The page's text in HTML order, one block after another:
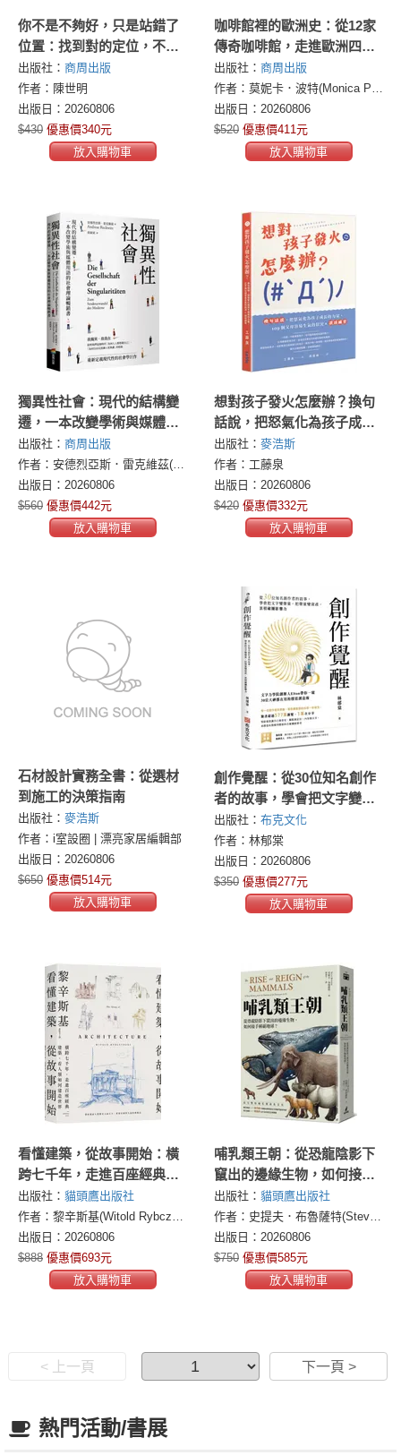
你不是不夠好，只是站錯了
位置：找到對的定位，不再
耗損、不必硬撐，活出真正
自我成就的人生
出版社： 商周出版
作者：陳世明
出版日：20260806
$430 優惠價340元
放入購物車
咖啡館裡的歐洲史：從12家
傳奇咖啡館，走進歐洲四百
年歷史現場，看見改變世界
的思潮與現代世界的誕生
出版社： 商周出版
作者：莫妮卡．波特(Monica Porter)
出版日：20260806
$520 優惠價411元
放入購物車
獨異性社會：現代的結構變
遷，一本改變學術與媒體用
語的社會理論暢銷書
出版社： 商周出版
作者：安德烈亞斯．雷克維茲(Andreas Reckwitz)
出版日：20260806
$560 優惠價442元
放入購物車
想對孩子發火怎麼辦？換句
話說，把怒氣化為孩子成長
的力量，109個父母容易生氣
的狀況×說話練習
出版社： 麥浩斯
作者：工藤泉
出版日：20260806
$420 優惠價332元
放入購物車
石材設計實務全書：從選材
到施工的決策指南
出版社： 麥浩斯
作者：i室設圈 | 漂亮家居編輯部
出版日：20260806
$650 優惠價514元
放入購物車
創作覺醒：從30位知名創作
者的故事，學會把文字變聲
量，把聲量變資產，累積破
圈影響力
出版社： 布克文化
作者：林郁棠
出版日：20260806
$350 優惠價277元
放入購物車
看懂建築，從故事開始：橫
跨七千年，走進百座經典建
築，看人類如何建造世界
出版社： 貓頭鷹出版社
作者：黎辛斯基(Witold Rybczynski)
出版日：20260806
$888 優惠價693元
放入購物車
哺乳類王朝：從恐龍陰影下
竄出的邊緣生物，如何接手
稱霸地球？
出版社： 貓頭鷹出版社
作者：史提夫．布魯薩特(Steve Brusatte)
出版日：20260806
$750 優惠價585元
放入購物車
< 上一頁 下一頁 >
熱門活動/書展